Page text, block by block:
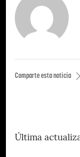
Comparte esta noticia
Última